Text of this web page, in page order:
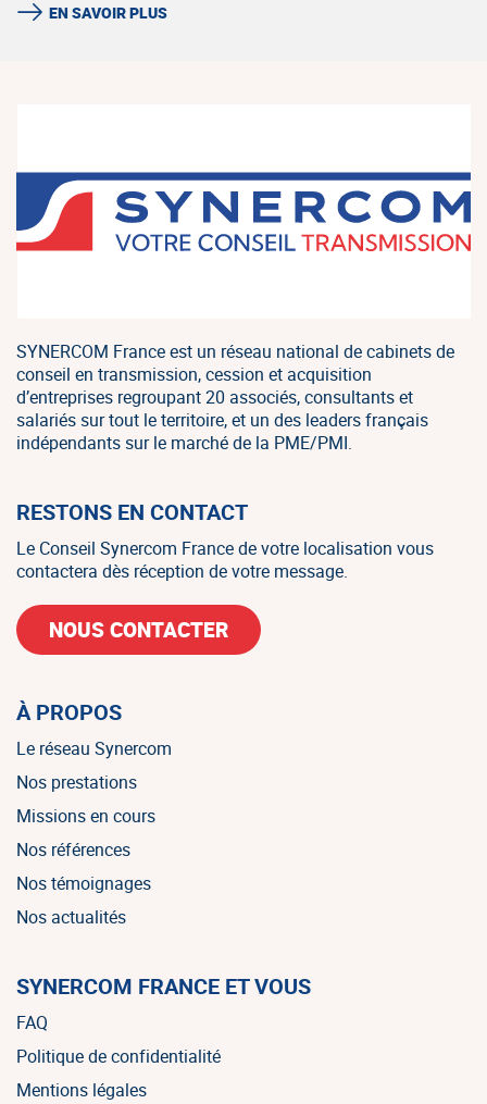
EN SAVOIR PLUS
SYNERCOM France est un réseau national de cabinets de
conseil en transmission, cession et acquisition
d’entreprises regroupant 20 associés, consultants et
salariés sur tout le territoire, et un des leaders français
indépendants sur le marché de la PME/PMI.
RESTONS EN CONTACT
Le Conseil Synercom France de votre localisation vous
contactera dès réception de votre message.
NOUS CONTACTER
À PROPOS
Le réseau Synercom
Nos prestations
Missions en cours
Nos références
Nos témoignages
Nos actualités
SYNERCOM FRANCE ET VOUS
FAQ
Politique de confidentialité
Mentions légales